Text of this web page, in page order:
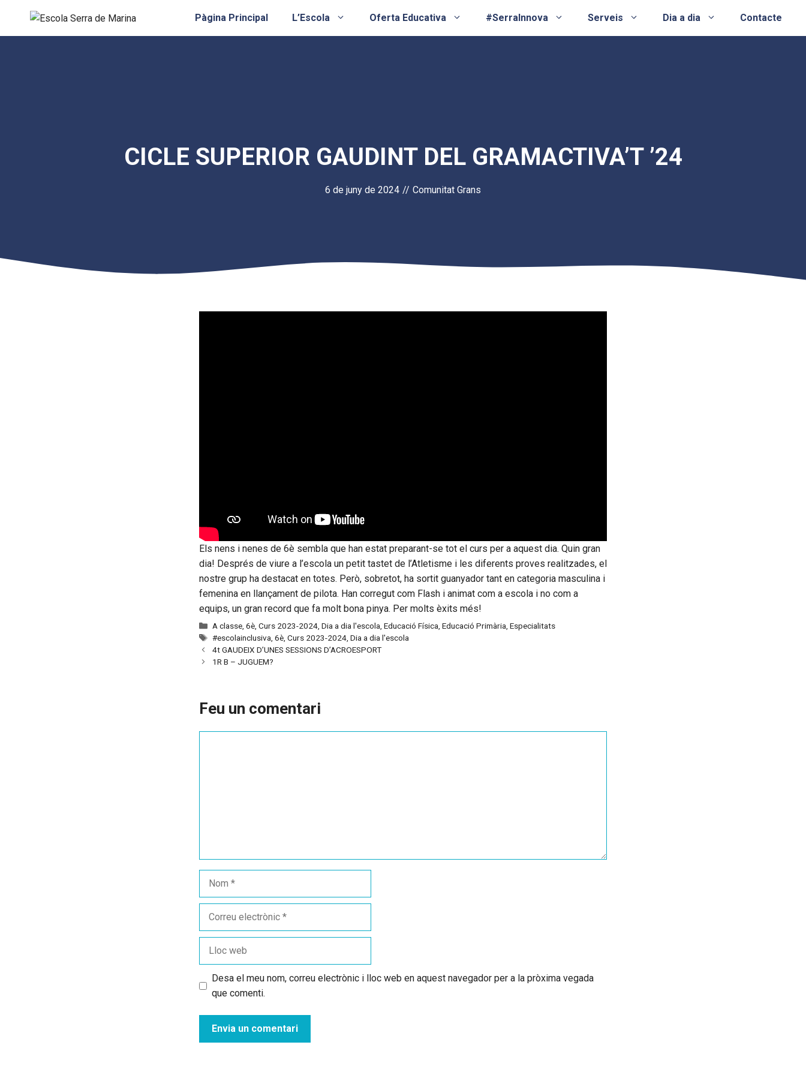
contingut
Pàgina Principal L’Escola Oferta Educativa #SerraInnova Serveis Dia a dia Contacte
CICLE SUPERIOR GAUDINT DEL GRAMACTIVA’T ’24
6 de juny de 2024 // Comunitat Grans
Els nens i nenes de 6è sembla que han estat preparant-se tot el curs per a aquest dia. Quin gran
dia! Després de viure a l’escola un petit tastet de l’Atletisme i les diferents proves realitzades, el
nostre grup ha destacat en totes. Però, sobretot, ha sortit guanyador tant en categoria masculina i
femenina en llançament de pilota. Han corregut com Flash i animat com a escola i no com a
equips, un gran record que fa molt bona pinya. Per molts èxits més!
Categories
A classe, 6è, Curs 2023-2024, Dia a dia l'escola, Educació Física, Educació Primària, Especialitats
Etiquetes
#escolainclusiva, 6è, Curs 2023-2024, Dia a dia l'escola
4t GAUDEIX D’UNES SESSIONS D’ACROESPORT
1R B – JUGUEM?
Feu un comentari
Nom
Correu
Lloc
Desa el meu nom, correu electrònic i lloc web en aquest navegador per a la pròxima vegada
que comenti.